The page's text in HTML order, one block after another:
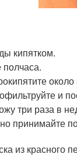
кипятком.
полчаса.
около
и
три раза в
принимайте
из красного